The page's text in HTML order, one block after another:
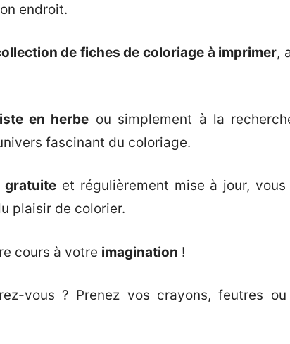
endroit.
de fiches de coloriage à imprimer,
en herbe ou simplement à la
fascinant du coloriage.
gratuite et régulièrement mise à jour, vous
plaisir de colorier.
cours à votre imagination !
vous ? Prenez vos crayons, feutres